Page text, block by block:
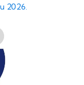
2026.